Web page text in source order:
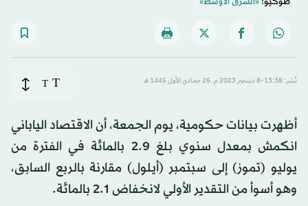
نُشر: 13:38-8 ديسمبر 2023 م ـ 26 جمادي الأول 1445 هـ T
T
أظهرت بيانات حكومية، يوم الجمعة، أن الاقتصاد الياباني
انكمش بمعدل سنوي بلغ 2.9 بالمائة في الفترة من
يوليو (تموز) إلى سبتمبر (أيلول) مقارنة بالربع السابق،
وهو أسوأ من التقدير الأولي لانخفاض 2.1 بالمائة.